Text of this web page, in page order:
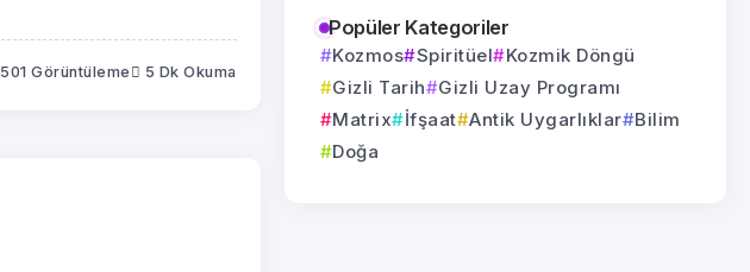
501 Görüntüleme 5 Dk Okuma
Popüler Kategoriler
Kozmos Spiritüel
Kozmik Döngü
Gizli Tarih
Gizli Uzay Programı
Matrix
İfşaat Antik Uygarlıklar
Bilim
Doğa